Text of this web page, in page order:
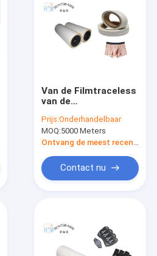
Van de Filmtraceless
van de
Hete Smelting
Zelfklevende
Document Plakkend
Cellofaanversie
Thermische
Prijs:Onderhandelbaar
MOQ:5000 Meters
Ontvang de meest recente Prijs
Contact nu